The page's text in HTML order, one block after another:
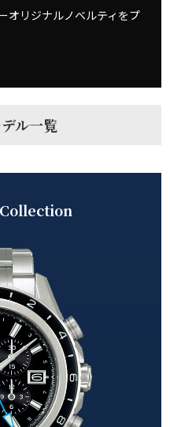
オリジナルノベルティをプ
ル一覧